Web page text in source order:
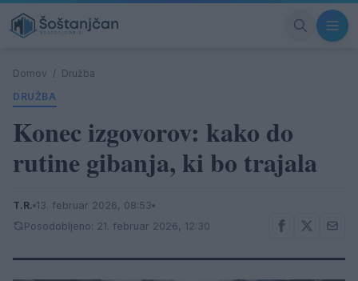
Domov / Družba
DRUŽBA
Konec izgovorov: kako do
rutine gibanja, ki bo trajala
T.R. 13. februar 2026, 08:53
Posodobljeno: 21. februar 2026, 12:30